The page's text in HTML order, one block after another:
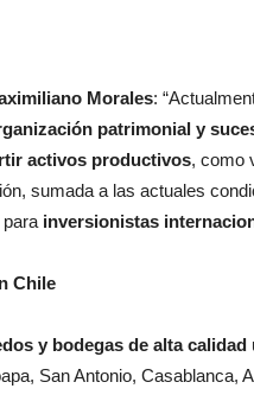
Morales:
patrimonial y
activos productivos, como
sumada a las actuales
inversionistas
Chile
y bodegas de alta calidad
San Antonio, Casablanca,